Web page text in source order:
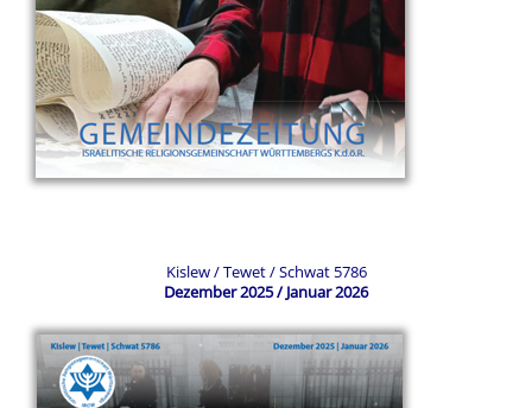
Kislew / Tewet / Schwat 5786
Dezember 2025 / Januar 2026